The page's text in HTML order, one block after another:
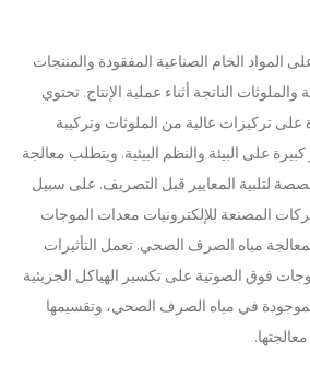
المواد الخام الصناعية المفقودة والمنتجات
الناتجة أثناء عملية الإنتاج. تحتوي
تركيزات عالية من الملوثات وتركيبة
على البيئة والنظم البيئية. ويتطلب معالجة
لتلبية المعايير قبل التصريف. على سبيل
المصنعة للإلكترونيات معدات الموجات
مياه الصرف الصحي. تعمل التأثيرات
فوق الصوتية على تكسير الهياكل الجزيئية
في مياه الصرف الصحي، وتقسيمها